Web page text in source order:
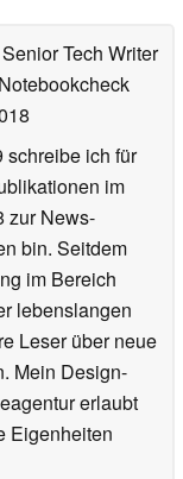
Tech Writer
schreibe ich für
im
zur News-
bin. Seitdem
im Bereich
lebenslangen
Leser über neue
Mein Design-
erlaubt
Eigenheiten